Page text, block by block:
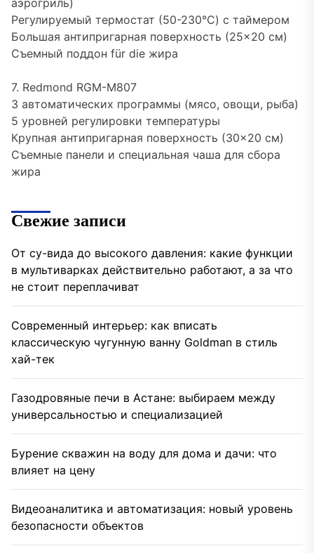
аэрогриль)
Регулируемый термостат (50-230°C) с таймером
Большая антипригарная поверхность (25×20 см)
Съемный поддон für die жира
7. Redmond RGM-M807
3 автоматических программы (мясо, овощи, рыба)
5 уровней регулировки температуры
Крупная антипригарная поверхность (30×20 см)
Съемные панели и специальная чаша для сбора
жира
Свежие записи
От су-вида до высокого давления: какие функции
в мультиварках действительно работают, а за что
не стоит переплачиват
Современный интерьер: как вписать
классическую чугунную ванну Goldman в стиль
хай-тек
Газодровяные печи в Астане: выбираем между
универсальностью и специализацией
Бурение скважин на воду для дома и дачи: что
влияет на цену
Видеоаналитика и автоматизация: новый уровень
безопасности объектов